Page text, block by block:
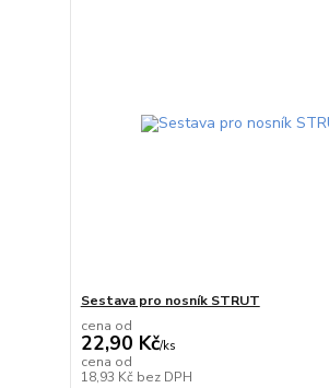
Sestava pro nosník STRUT
cena od
22,90 Kč/ks
cena od
18,93 Kč bez DPH